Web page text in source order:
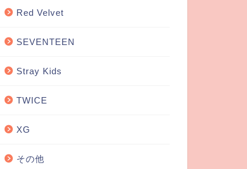
Red Velvet
SEVENTEEN
Stray Kids
TWICE
XG
その他